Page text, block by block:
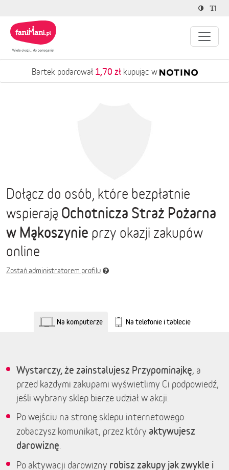
Bartek podarował 1,70 złkupując w
Dołącz do osób, które bezpłatnie
wspierają Ochotnicza Straż Pożarna
w Mąkoszynie przy okazji zakupów
online
Zostań administratorem profilu
Na komputerze Na telefonie i tablecie
Wystarczy, że zainstalujesz Przypominajkę, a
przed każdymi zakupami wyświetlimy Ci podpowiedź,
jeśli wybrany sklep bierze udział w akcji.
Po wejściu na stronę sklepu internetowego
zobaczysz komunikat, przez który aktywujesz
darowiznę
Po aktywacji darowizny robisz zakupy jak zwykle i